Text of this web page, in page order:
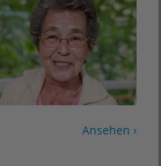
Ansehen ›